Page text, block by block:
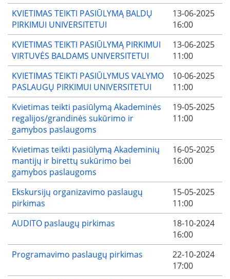
KVIETIMAS TEIKTI PASIŪLYMĄ BALDŲ
PIRKIMUI UNIVERSITETUI
13-06-2025
16:00
KVIETIMAS TEIKTI PASIŪLYMĄ PIRKIMUI
VIRTUVĖS BALDAMS UNIVERSITETUI
13-06-2025
11:00
KVIETIMAS TEIKTI PASIŪLYMUS VALYMO
PASLAUGŲ PIRKIMUI UNIVERSITETUI
10-06-2025
11:00
Kvietimas teikti pasiūlymą Akademinės
regalijos/grandinės sukūrimo ir
gamybos paslaugoms
19-05-2025
11:00
Kvietimas teikti pasiūlymą Akademinių
mantijų ir birettų sukūrimo bei
gamybos paslaugoms
16-05-2025
16:00
Ekskursijų organizavimo paslaugų
pirkimas
15-05-2025
11:00
AUDITO paslaugų pirkimas
18-10-2024
16:00
Programavimo paslaugų pirkimas
22-10-2024
17:00